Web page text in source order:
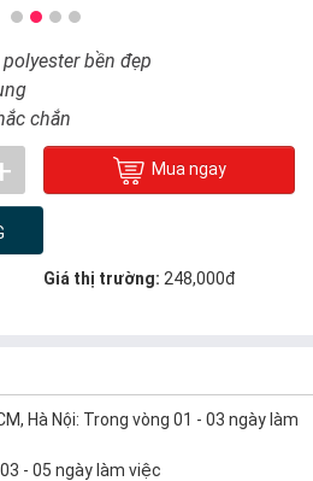
bền đẹp
chắn
Mua ngay
Giá thị trường: 248,000đ
Hà Nội: Trong vòng 01 - 03 ngày làm
- 05 ngày làm việc